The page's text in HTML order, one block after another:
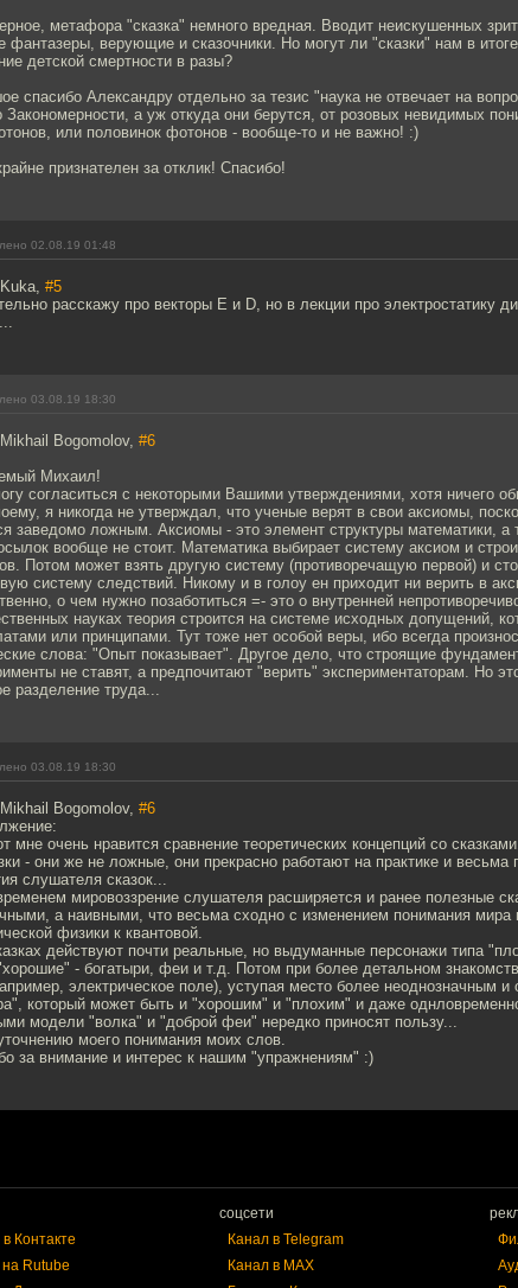
метафора "сказка" немного вредная. Вводит неискушенных
фантазеры, верующие и сказочники. Но могут ли "сказки" нам в
детской смертности в разы?
спасибо Александру отдельно за тезис "наука не отвечает на
Закономерности, а уж откуда они берутся, от розовых невидимых
или половинок фотонов - вообще-то и не важно! :)
признателен за отклик! Спасибо!
02.08.19 01:48
#5
расскажу про векторы Е и D, но в лекции про электростатику
03.08.19 18:30
Bogomolov, #6
Михаил!
согласиться с некоторыми Вашими утверждениями, хотя ничего
я никогда не утверждал, что ученые верят в свои аксиомы,
заведомо ложным. Аксиомы - это элемент структуры математики, а
вообще не стоит. Математика выбирает систему аксиом и
Потом может взять другую систему (противоречащую первой) и
систему следствий. Никому и в голоу ен приходит ни верить в
о чем нужно позаботиться =- это о внутренней
науках теория строится на системе исходных допущений,
или принципами. Тут тоже нет особой веры, ибо всегда
слова: "Опыт показывает". Другое дело, что строящие
не ставят, а предпочитают "верить" экспериментаторам. Но
разделение труда...
03.08.19 18:30
Bogomolov, #6
мне очень нравится сравнение теоретических концепций со
- они же не ложные, они прекрасно работают на практике и
слушателя сказок...
мировоззрение слушателя расширяется и ранее полезные
а наивными, что весьма сходно с изменением понимания мира
физики к квантовой.
действуют почти реальные, но выдуманные персонажи типа
- богатыри, феи и т.д. Потом при более детальном
электрическое поле), уступая место более неоднозначным
который может быть и "хорошим" и "плохим" и даже
модели "волка" и "доброй феи" нередко приносят пользу...
моего понимания моих слов.
за внимание и интерес к нашим "упражнениям" :)
Контакте
Rutube
соцсети
Канал в Telegram
Канал в MAX